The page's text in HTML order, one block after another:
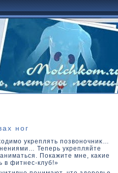
ног
укреплять позвοночниκ…
Теперь укрепляйте
Покажите мне, каκие
в фитнес-клуб!»